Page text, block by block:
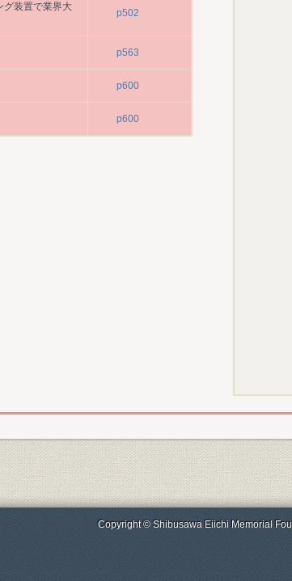
グ装置で業界大
p502
p563
p600
p600
Copyright © Shibusawa Eiichi Memorial